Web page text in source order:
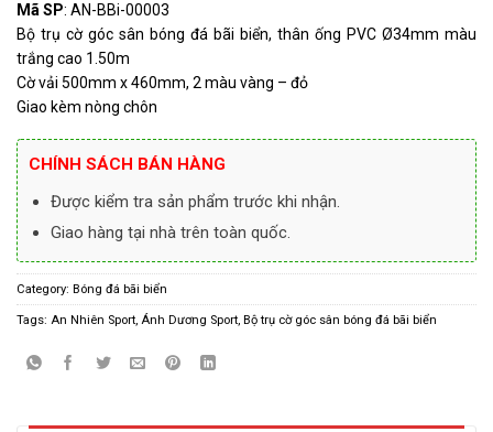
Mã SP: AN-BBi-00003
Bộ trụ cờ góc sân bóng đá bãi biển, thân ống PVC Ø34mm màu
trắng cao 1.50m
Cờ vải 500mm x 460mm, 2 màu vàng – đỏ
Giao kèm nòng chôn
CHÍNH SÁCH BÁN HÀNG
Được kiểm tra sản phẩm trước khi nhận.
Giao hàng tại nhà trên toàn quốc.
Category: Bóng đá bãi biển
Tags: An Nhiên Sport, Ánh Dương Sport, Bộ trụ cờ góc sân bóng đá bãi biển